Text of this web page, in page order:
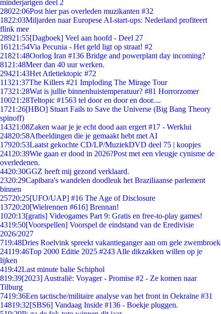
minderjarigen deel 2
28022:06Post hier pas overleden muzikanten #32
1822:03Miljarden naar Europese AI-start-ups: Nederland profiteert
flink mee
28921:55[Dagboek] Veel aan hoofd - Deel 27
161 21:54Via Pecunia - Het geld ligt op straat! #2
21821:48Oorlog Iran #136 Bridge and powerplant day incoming?
81 21:48Meer dan 40 uur werken.
29421:43Het Atletiektopic #72
11321:37The Killers #21 Imploding The Mirage Tour
17321:28Wat is jullie binnenhuistemperatuur? #81 Horrorzomer
10021:28Teltopic #1563 tel door en door en door....
1721:26[HBO] Stuart Fails to Save the Universe (Big Bang Theory
spinoff)
14321:08Zaken waar je je echt dood aan ergert #17 - Werklui
24820:58Afbeeldingen die je gemaakt hebt met AI
17920:53Laatst gekochte CD/LP/MuziekDVD deel 75 | koopjes
241 20:39Wie gaan er dood in 2026?Post met een vleugje cynisme de
overledenen.
4420:30GGZ heeft mij gezond verklaard.
2320:29Capibara's wandelen doodleuk het Braziliaanse parlement
binnen
25720:25[UFO/UAP] #16 The Age of Disclosure
13720:20[Wielrennen #616] Brennan!
1020:13[gratis] Videogames Part 9: Gratis en free-to-play games!
4319:50[Voorspellen] Voorspel de eindstand van de Eredivisie
2026/2027
719:48Dries Roelvink spreekt vakantieganger aan om gele zwembroek
24119:46Top 2000 Editie 2025 #243 Alle dikzakken willen op je
lijken
419:42Last minute balie Schiphol
819:39[2023] Australië: Voyager - Promise #2 - Ze komen naar
Tilburg
7419:36Een tactische/militaire analyse van het front in Oekraïne #31
14819:32[SBS6] Vandaag Inside #136 - Boekje pluggen.